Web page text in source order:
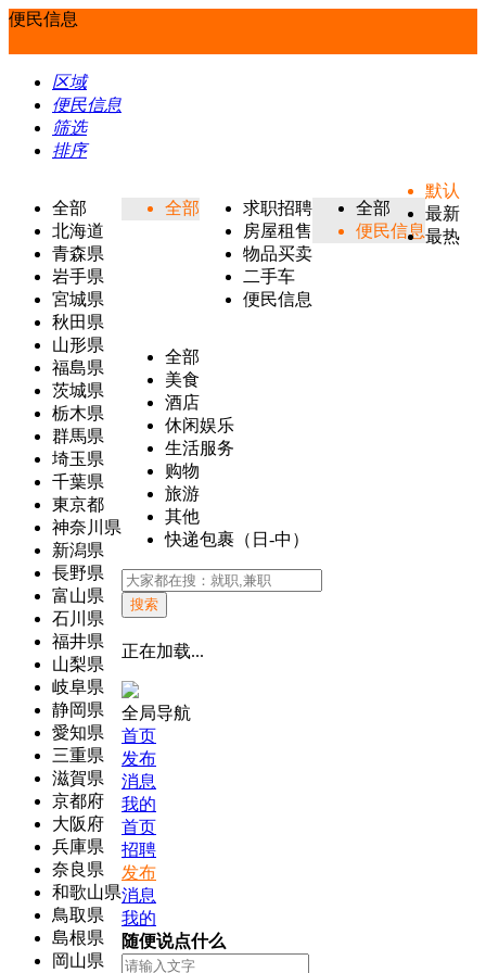
便民信息
区域
便民信息
筛选
排序
全部
北海道
青森県
岩手県
宮城県
秋田県
山形県
福島県
茨城県
栃木県
群馬県
埼玉県
千葉県
東京都
神奈川県
新潟県
長野県
富山県
石川県
福井県
山梨県
岐阜県
静岡県
愛知県
三重県
滋賀県
京都府
大阪府
兵庫県
奈良県
和歌山県
鳥取県
島根県
岡山県
全部
求职招聘
房屋租售
物品买卖
二手车
便民信息
全部
便民信息
全部
美食
酒店
休闲娱乐
生活服务
购物
旅游
其他
快递包裹（日-中）
默认
最新
最热
搜索
正在加载...
全局导航
首页
发布
消息
我的
首页
招聘
发布
消息
我的
随便说点什么